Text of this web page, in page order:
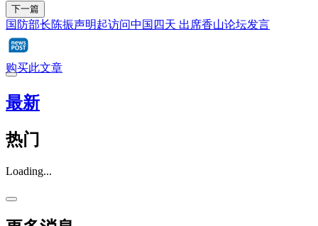
下一篇
国防部长陈振声明起访问中国四天 出席香山论坛发言
购买此文章
最新
热门
Loading...